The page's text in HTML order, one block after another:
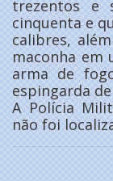
trezentos e
cinquenta e
calibres,
maconha em
arma de
espingarda
A Polícia
não foi